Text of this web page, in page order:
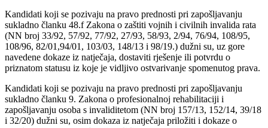
Kandidati koji se pozivaju na pravo prednosti pri zapošljavanju
sukladno članku 48.f Zakona o zaštiti vojnih i civilnih invalida rata
(NN broj 33/92, 57/92, 77/92, 27/93, 58/93, 2/94, 76/94, 108/95,
108/96, 82/01,94/01, 103/03, 148/13 i 98/19.) dužni su, uz gore
navedene dokaze iz natječaja, dostaviti rješenje ili potvrdu o
priznatom statusu iz koje je vidljivo ostvarivanje spomenutog prava.
Kandidati koji se pozivaju na pravo prednosti pri zapošljavanju
sukladno članku 9. Zakona o profesionalnoj rehabilitaciji i
zapošljavanju osoba s invaliditetom (NN broj 157/13, 152/14, 39/18
i 32/20) dužni su, osim dokaza iz natječaja priložiti i dokaze o